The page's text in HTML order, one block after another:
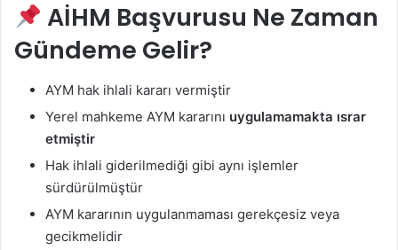
AİHM Başvurusu Ne Zaman
Gündeme Gelir?
AYM hak ihlali kararı vermiştir
Yerel mahkeme AYM kararını uygulamamakta ısrar
etmiştir
Hak ihlali giderilmediği gibi aynı işlemler
sürdürülmüştür
AYM kararının uygulanmaması gerekçesiz veya
gecikmelidir